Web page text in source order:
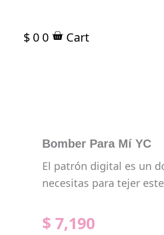
$ 0 0 Cart
Bomber Para Mí YC
El patrón digital es un
necesitas para tejer
$7,190